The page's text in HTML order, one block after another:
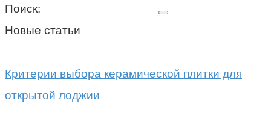
Поиск:
Новые статьи
Критерии выбора керамической плитки для
открытой лоджии